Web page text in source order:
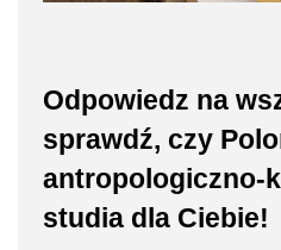
Odpowiedz na
sprawdź, czy
antropologiczno-
studia dla Ciebie!